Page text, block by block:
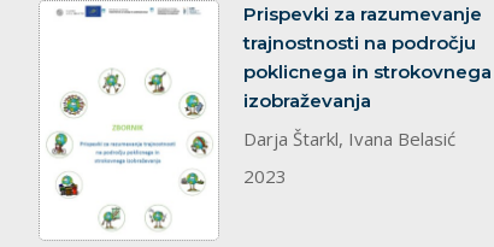
dokument
Prispevki za razumevanje
trajnostnosti na področju
poklicnega in strokovnega
izobraževanja
Darja Štarkl, Ivana Belasić
2023